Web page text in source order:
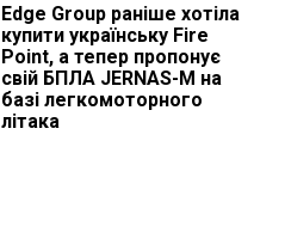
Edge Group раніше хотіла
купити українську Fire
Point, а тепер пропонує
свій БПЛА JERNAS-M на
базі легкомоторного
літака